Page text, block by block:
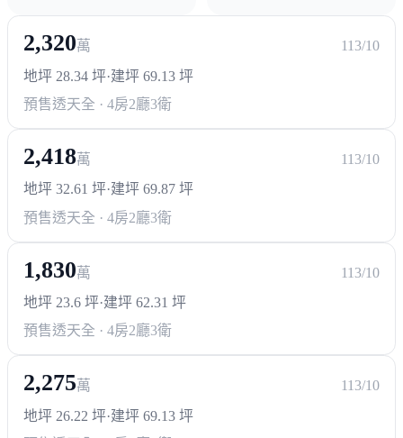
2,320萬
113/10
地坪 28.34 坪·建坪 69.13 坪
預售透天全 · 4房2廳3衛
2,418萬
113/10
地坪 32.61 坪·建坪 69.87 坪
預售透天全 · 4房2廳3衛
1,830萬
113/10
地坪 23.6 坪·建坪 62.31 坪
預售透天全 · 4房2廳3衛
2,275萬
113/10
地坪 26.22 坪·建坪 69.13 坪